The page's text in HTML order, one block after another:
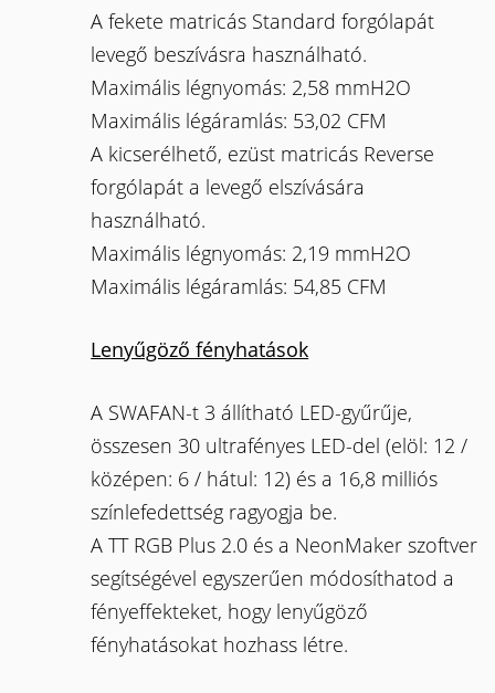
A fekete matricás Standard forgólapát
levegő beszívásra használható.
Maximális légnyomás: 2,58 mmH2O
Maximális légáramlás: 53,02 CFM
A kicserélhető, ezüst matricás Reverse
forgólapát a levegő elszívására
használható.
Maximális légnyomás: 2,19 mmH2O
Maximális légáramlás: 54,85 CFM
Lenyűgöző fényhatások
A SWAFAN-t 3 állítható LED-gyűrűje,
összesen 30 ultrafényes LED-del (elöl: 12 /
középen: 6 / hátul: 12) és a 16,8 milliós
színlefedettség ragyogja be.
A TT RGB Plus 2.0 és a NeonMaker szoftver
segítségével egyszerűen módosíthatod a
fényeffekteket, hogy lenyűgöző
fényhatásokat hozhass létre.